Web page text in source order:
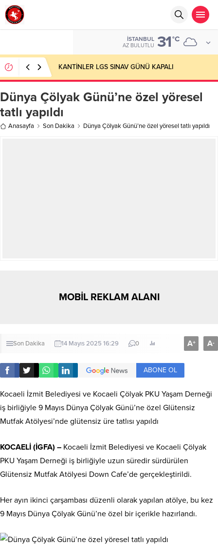
İSTANBUL
AZ BULUTLU 31°C
KANTİNLER LGS SINAV GÜNÜ KAPALI
Dünya Çölyak Günü’ne özel yöresel
tatlı yapıldı
Anasayfa Son Dakika Dünya Çölyak Günü’ne özel yöresel tatlı yapıldı
MOBİL REKLAM ALANI
Son Dakika 14 Mayıs 2025 16:29 0 A+ A-
ABONE OL
Kocaeli İzmit Belediyesi ve Kocaeli Çölyak PKU Yaşam Derneği
iş birliğiyle 9 Mayıs Dünya Çölyak Günü’ne özel Glütensiz
Mutfak Atölyesi’nde glütensiz üre tatlısı yapıldı
KOCAELİ (İGFA) – Kocaeli İzmit Belediyesi ve Kocaeli Çölyak
PKU Yaşam Derneği iş birliğiyle uzun süredir sürdürülen
Glütensiz Mutfak Atölyesi Down Cafe’de gerçekleştirildi.
Her ayın ikinci çarşambası düzenli olarak yapılan atölye, bu kez
9 Mayıs Dünya Çölyak Günü’ne özel bir içerikle hazırlandı.